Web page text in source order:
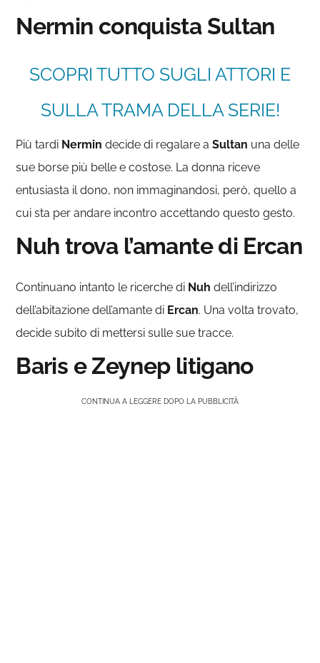
Nermin conquista Sultan
SCOPRI TUTTO SUGLI ATTORI E
SULLA TRAMA DELLA SERIE!
Più tardi Nermin decide di regalare aSultan una delle
sue borse più belle e costose. La donna riceve
entusiasta il dono, non immaginandosi, però, quello a
cui sta per andare incontro accettando questo gesto.
Nuh trova l’amante di Ercan
Continuano intanto le ricerche di Nuh dell’indirizzo
dell’abitazione dell’amante di Ercan. Una volta trovato,
decide subito di mettersi sulle sue tracce.
Baris e Zeynep litigano
CONTINUA A LEGGERE DOPO LA PUBBLICITÀ